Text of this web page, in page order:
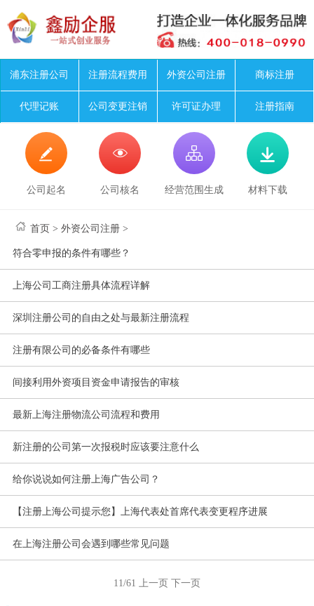
浦东注册公司 注册流程费用 外资公司注册 商标注册
代理记账 公司变更注销 许可证办理 注册指南

公司起名

公司核名

经营范围生成

材料下载
首页 >外资公司注册 >
符合零申报的条件有哪些？
上海公司工商注册具体流程详解
深圳注册公司的自由之处与最新注册流程
注册有限公司的必备条件有哪些
间接利用外资项目资金申请报告的审核
最新上海注册物流公司流程和费用
新注册的公司第一次报税时应该要注意什么
给你说说如何注册上海广告公司？
【注册上海公司提示您】上海代表处首席代表变更程序进展
在上海注册公司会遇到哪些常见问题
11/61 上一页 下一页